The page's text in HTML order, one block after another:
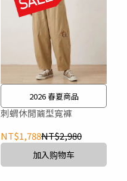
2026 春夏商品
刺蝟休閒繭型寬褲
NT$1,788NT$2,980
加入购物车